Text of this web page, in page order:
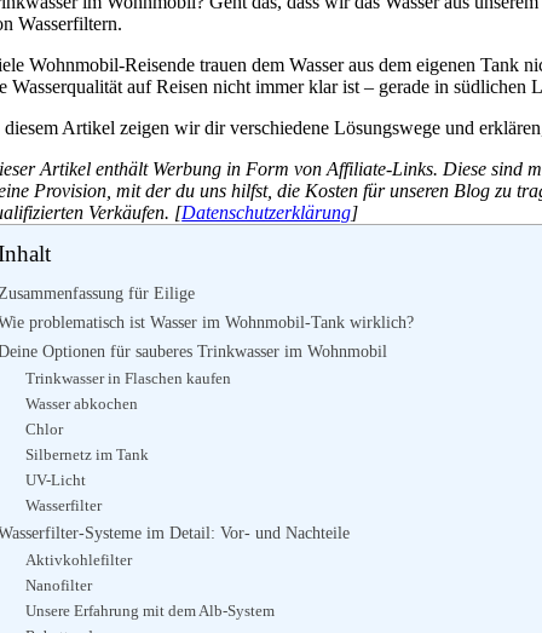
Wasserfiltern.
Wohnmobil-Reisende trauen dem Wasser aus dem eigenen Tank
Wasserqualität auf Reisen nicht immer klar ist – gerade in südlichen
diesem Artikel zeigen wir dir verschiedene Lösungswege und
Artikel enthält Werbung in Form von Affiliate-Links. Diese sind
Provision, mit der du uns hilfst, die Kosten für unseren Blog zu
Verkäufen. [Datenschutzerklärung]
für Eilige
problematisch ist Wasser im Wohnmobil-Tank wirklich?
Optionen für sauberes Trinkwasser im Wohnmobil
Trinkwasser in Flaschen kaufen
Wasser abkochen
Chlor
Silbernetz im Tank
UV-Licht
Wasserfilter
Systeme im Detail: Vor- und Nachteile
Aktivkohlefilter
Nanofilter
Unsere Erfahrung mit dem Alb-System